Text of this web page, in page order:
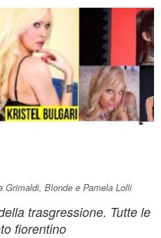
Blonde e Pamela Lolli
trasgressione. Tutte le
fiorentino